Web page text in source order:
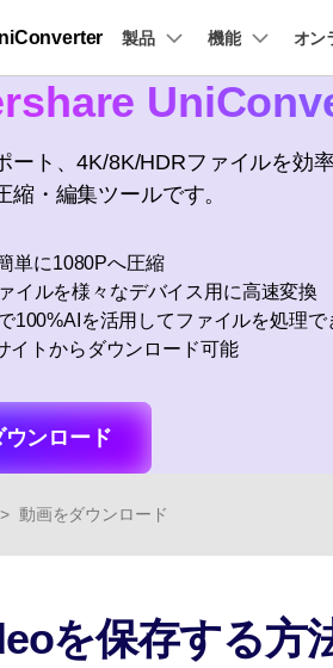
製品
作図＆製図
EdrawMax
EdrawMind
マインドマップソフト
法人
員向け
ープログ
ソリューション
PDF ソリューション
PDFelement
製品 機能
テキストに
イルや動画ファイルを正
利にテキストに変換
換
複数の動画ファイルを
バイス用に高速変換
オン
操作ガイド
Windowsユーザー向け
ガイドビデオ
多機能ビデオ処理ソフト
ート、4K/8K/HDRファイルを効
縮・編集ツールです。
単に1080Pへ圧縮
イルを様々なデバイス用に高速変換
100%AIを活用してファイルを処理で
イトからダウンロード可能
ンロード
> 動画をダウンロード
を保存する方